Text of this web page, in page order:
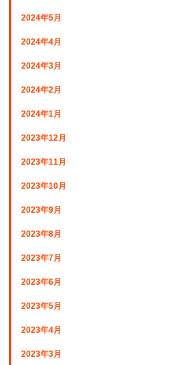
2024年5月
2024年4月
2024年3月
2024年2月
2024年1月
2023年12月
2023年11月
2023年10月
2023年9月
2023年8月
2023年7月
2023年6月
2023年5月
2023年4月
2023年3月